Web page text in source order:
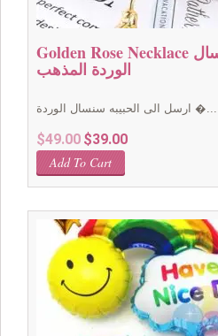
Golden Rose Necklace سنسال
الوردة المذهب
ارسل الى الحبيبه سنسال الوردة �...
$49.00 Original
price
was:
$39.00Current
Add To Cart